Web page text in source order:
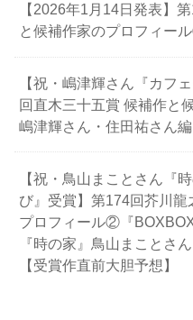
【2026年1月14日発表】
と候補作家のプロフィー
【祝・嶋津輝さん『カフ
回直木三十五賞 候補作と
嶋津輝さん・住田祐さん編
【祝・鳥山まことさん『
び』受賞】第174回芥川
プロフィール②『
『時の家』鳥山まことさ
【受賞作直前大胆予想】